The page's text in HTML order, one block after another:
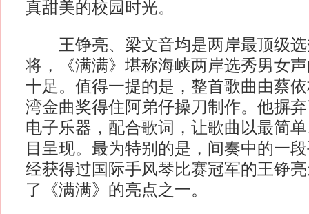
真甜美的校园时光。
王铮亮、梁文音均是两岸最顶级选
将，《满满》堪称海峡两岸选秀男女
十足。值得一提的是，整首歌曲由蔡
湾金曲奖得住阿弟仔操刀制作。他摒
电子乐器，配合歌词，让歌曲以最简
目呈现。最为特别的是，间奏中的一
经获得过国际手风琴比赛冠军的王铮
了《满满》的亮点之一。